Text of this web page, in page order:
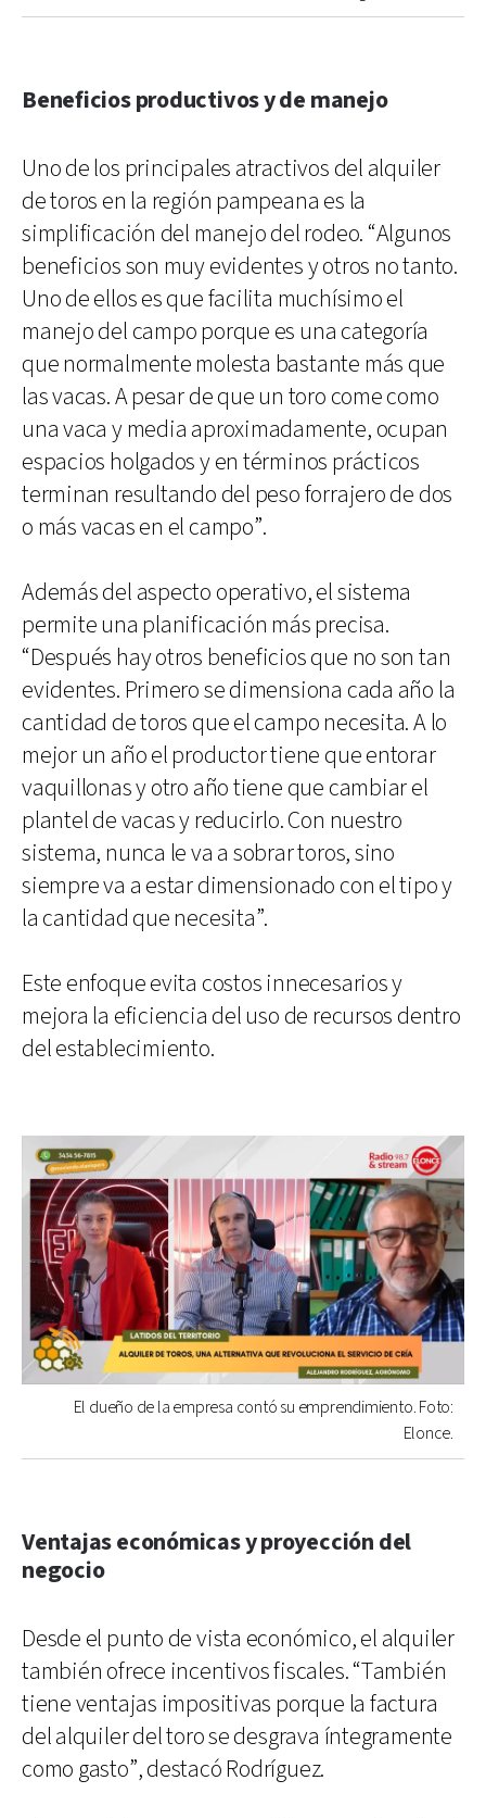
Beneficios productivos y de manejo
Uno de los principales atractivos del alquiler
de toros en la región pampeana es la
simplificación del manejo del rodeo. “Algunos
beneficios son muy evidentes y otros no tanto.
Uno de ellos es que facilita muchísimo el
manejo del campo porque es una categoría
que normalmente molesta bastante más que
las vacas. A pesar de que un toro come como
una vaca y media aproximadamente, ocupan
espacios holgados y en términos prácticos
terminan resultando del peso forrajero de dos
o más vacas en el campo”.
Además del aspecto operativo, el sistema
permite una planificación más precisa.
“Después hay otros beneficios que no son tan
evidentes. Primero se dimensiona cada año la
cantidad de toros que el campo necesita. A lo
mejor un año el productor tiene que entorar
vaquillonas y otro año tiene que cambiar el
plantel de vacas y reducirlo. Con nuestro
sistema, nunca le va a sobrar toros, sino
siempre va a estar dimensionado con el tipo y
la cantidad que necesita”.
Este enfoque evita costos innecesarios y
mejora la eficiencia del uso de recursos dentro
del establecimiento.
El dueño de la empresa contó su emprendimiento. Foto:
Elonce.
Ventajas económicas y proyección del
negocio
Desde el punto de vista económico, el alquiler
también ofrece incentivos fiscales. “También
tiene ventajas impositivas porque la factura
del alquiler del toro se desgrava íntegramente
como gasto”, destacó Rodríguez.